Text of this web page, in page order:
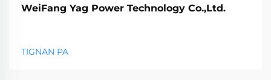
WeiFang Yag Power Technology Co.,Ltd.
TIGNAN PA